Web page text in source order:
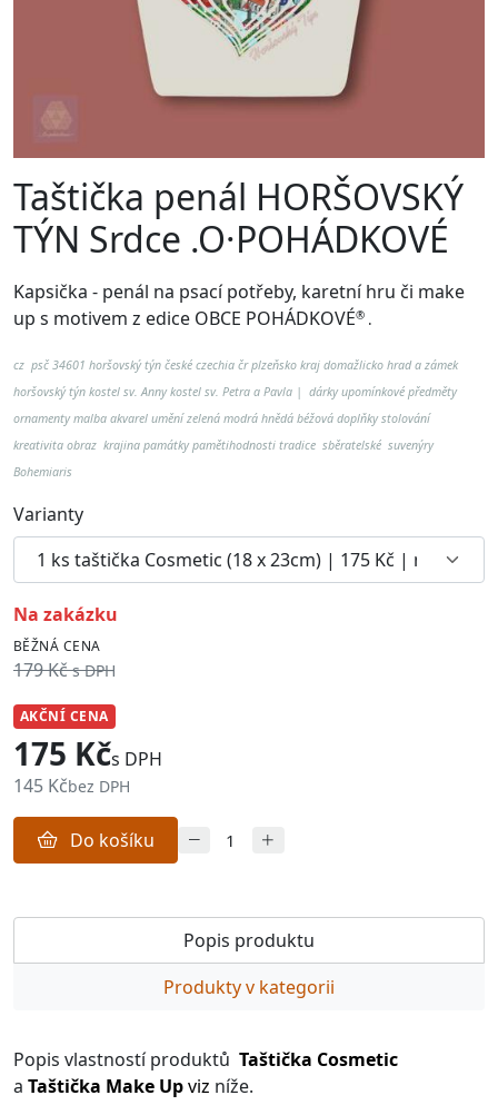
Taštička penál HORŠOVSKÝ
TÝN Srdce .O·POHÁDKOVÉ
Kapsička - penál na psací potřeby, karetní hru či make
up s motivem z edice OBCE POHÁDKOVÉ® .
cz psč 34601 horšovský týn české czechia čr plzeňsko kraj domažlicko hrad a zámek
horšovský týn kostel sv. Anny kostel sv. Petra a Pavla | dárky upomínkové předměty
ornamenty malba akvarel umění zelená modrá hnědá béžová doplňky stolování
kreativita obraz krajina památky pamětihodnosti tradice sběratelské suvenýry
Bohemiaris
Varianty
na zakázku
BĚŽNÁ CENA
179 Kč s DPH
AKČNÍ CENA
175 Kčs DPH
145 Kčbez DPH
Do košíku
Popis produktu
Produkty v kategorii
Popis vlastností produktů Taštička Cosmetic
a Taštička Make Upviz níže.